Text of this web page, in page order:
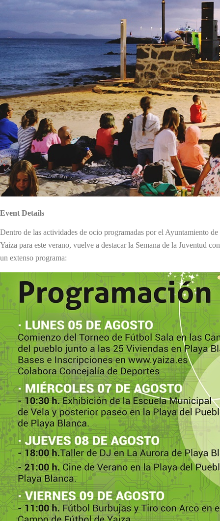
Event Details
Dentro de las actividades de ocio programadas por el Ayuntamiento de
Yaiza para este verano, vuelve a destacar la Semana de la Juventud con
un extenso programa: